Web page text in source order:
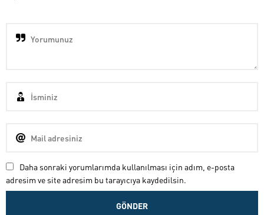
Daha sonraki yorumlarımda kullanılması için adım, e-posta
adresim ve site adresim bu tarayıcıya kaydedilsin.